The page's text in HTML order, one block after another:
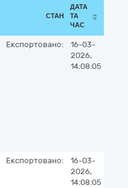
СТАН
ДАТА
ТА
ЧАС
Експортовано:
16-03-
2026,
14:08:05
Експортовано:
16-03-
2026,
14:08:05